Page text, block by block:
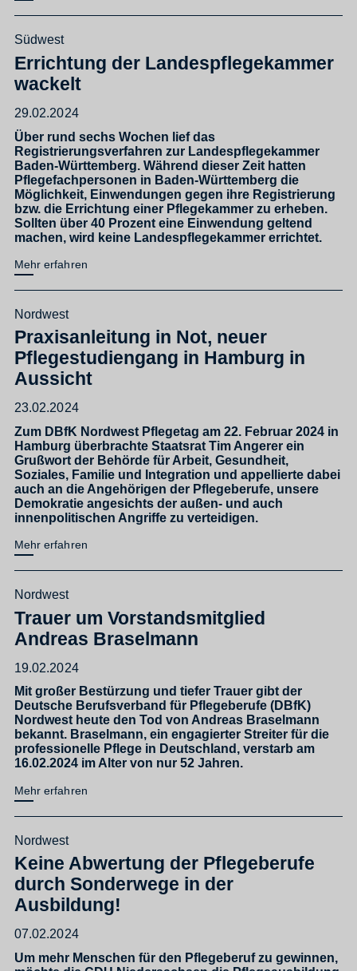
Südwest
Errichtung der Landespflegekammer
wackelt
29.02.2024
Über rund sechs Wochen lief das
Registrierungsverfahren zur Landespflegekammer
Baden-Württemberg. Während dieser Zeit hatten
Pflegefachpersonen in Baden-Württemberg die
Möglichkeit, Einwendungen gegen ihre Registrierung
bzw. die Errichtung einer Pflegekammer zu erheben.
Sollten über 40 Prozent eine Einwendung geltend
machen, wird keine Landespflegekammer errichtet.
Mehr erfahren
Nordwest
Praxisanleitung in Not, neuer
Pflegestudiengang in Hamburg in
Aussicht
23.02.2024
Zum DBfK Nordwest Pflegetag am 22. Februar 2024 in
Hamburg überbrachte Staatsrat Tim Angerer ein
Grußwort der Behörde für Arbeit, Gesundheit,
Soziales, Familie und Integration und appellierte dabei
auch an die Angehörigen der Pflegeberufe, unsere
Demokratie angesichts der außen- und auch
innenpolitischen Angriffe zu verteidigen.
Mehr erfahren
Nordwest
Trauer um Vorstandsmitglied
Andreas Braselmann
19.02.2024
Mit großer Bestürzung und tiefer Trauer gibt der
Deutsche Berufsverband für Pflegeberufe (DBfK)
Nordwest heute den Tod von Andreas Braselmann
bekannt. Braselmann, ein engagierter Streiter für die
professionelle Pflege in Deutschland, verstarb am
16.02.2024 im Alter von nur 52 Jahren.
Mehr erfahren
Nordwest
Keine Abwertung der Pflegeberufe
durch Sonderwege in der
Ausbildung!
07.02.2024
Um mehr Menschen für den Pflegeberuf zu gewinnen,